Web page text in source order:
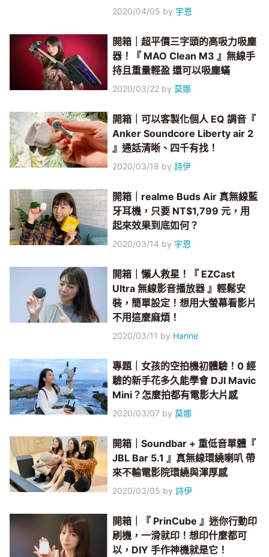
2020/04/05 by 宇恩
開箱｜超平價三字頭的高吸力吸塵
器！『 MAO Clean M3 』無線手
持且重量輕盈 還可以吸塵蟎
2020/03/22 by莫娜
開箱｜可以客製化個人 EQ 調音『
Anker Soundcore Liberty air 2
』通話清晰、四千有找！
2020/03/18 by詩伊
開箱｜realme Buds Air 真無線藍
牙耳機，只要 NT$1,799 元，用
起來效果到底如何？
2020/03/14 by 宇恩
開箱｜懶人救星！『 EZCast
Ultra 無線影音播放器 』輕鬆安
裝，簡單設定！想用大螢幕看影片
不用這麼麻煩！
2020/03/11 by Hanne
專題｜女孩的空拍機初體驗！0 經
驗的新手花多久能學會 DJI Mavic
Mini？怎麼拍都有電影大片感
2020/03/07 by莫娜
開箱｜Soundbar + 重低音單體『
JBL Bar 5.1 』真無線環繞喇叭 帶
來不輸電影院環繞與渾厚感
2020/03/05 by詩伊
開箱｜『 PrinCube 』迷你行動印
刷機，一滑就印！想印什麼都可
以，DIY 手作神機就是它！